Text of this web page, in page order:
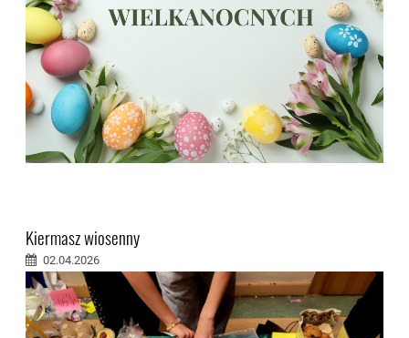
Kiermasz wiosenny
02.04.2026